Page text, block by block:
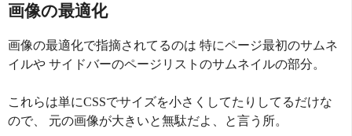
画像の最適化
画像の最適化で指摘されてるのは 特にページ最初のサムネ
イルや サイドバーのページリストのサムネイルの部分。
これらは単にCSSでサイズを小さくしてたりしてるだけな
ので、 元の画像が大きいと無駄だよ、と言う所。